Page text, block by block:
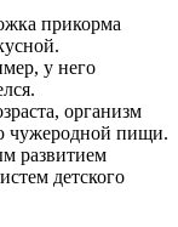
прикорма
у него
организм
чужеродной пищи.
развитием
детского